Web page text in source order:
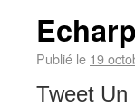
Publié le 19
Tweet Un